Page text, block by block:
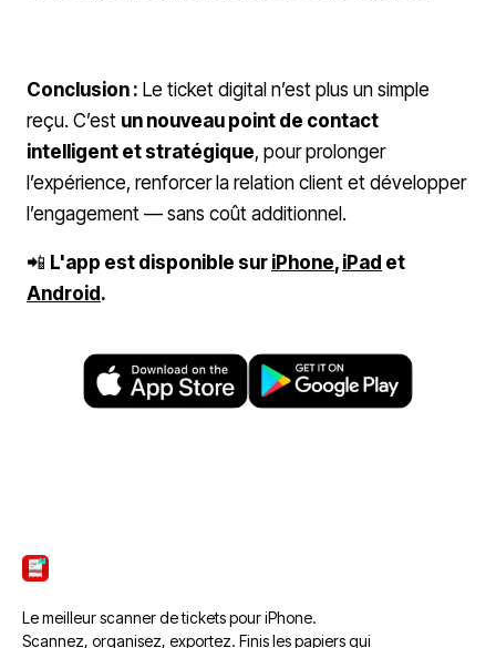
Conclusion : Le ticket digital n’est plus un simple
reçu. C’est un nouveau point de contact
intelligent et stratégique, pour prolonger
l’expérience, renforcer la relation client et développer
l’engagement — sans coût additionnel.
📲 L'app est disponible sur iPhone, iPad et
Android .
Le meilleur scanner de tickets pour iPhone.
Scannez, organisez, exportez. Finis les papiers qui